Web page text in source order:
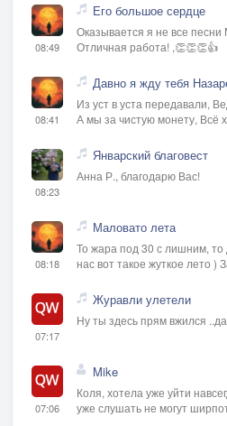
08:49
Его большое сердце
Оказывается я не все
Отличная работа! ,👏👏👏👍
08:41
Давно я жду тебя
Из уст в уста передавали,
А мы за чистую монету, Всё
08:23
Январский благовест
Анна Р., благодарю Вас!
08:18
Маловато лета
То жара под 30 с лишним, то
нас вот такое жуткое лето )
07:17
Журавли улетели
Ну ты здесь прям вжился
07:06
Mike
Коля, хотела уже уйти
уже слушать не могут